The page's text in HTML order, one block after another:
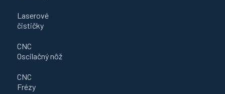
Laserové
čističky
CNC
Oscilačný nôž
CNC
Frézy